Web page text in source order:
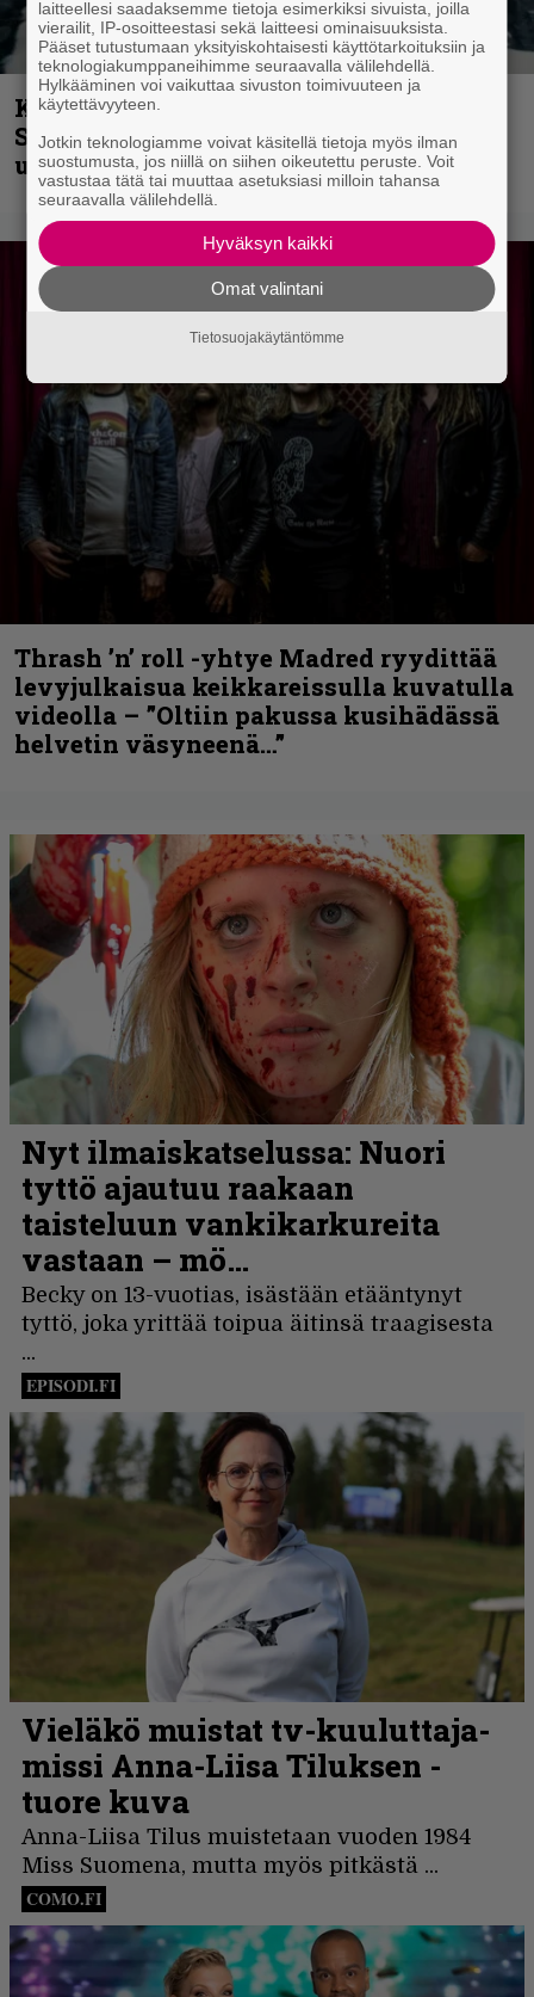
Kunnianosoitus hyiselle Pohjolalle –
Shining hyppäsi keskelle kinoksia
uudella videollaan
Thrash ’n’ roll -yhtye Madred ryydittää
levyjulkaisua keikkareissulla kuvatulla
videolla – ”Oltiin pakussa kusihädässä
helvetin väsyneenä…”
laitteellesi saadaksemme tietoja esimerkiksi sivuista, joilla
vierailit, IP-osoitteestasi sekä laitteesi ominaisuuksista.
Pääset tutustumaan yksityiskohtaisesti käyttötarkoituksiin ja
teknologiakumppaneihimme seuraavalla välilehdellä.
Hylkääminen voi vaikuttaa sivuston toimivuuteen ja
käytettävyyteen.
Jotkin teknologiamme voivat käsitellä tietoja myös ilman
suostumusta, jos niillä on siihen oikeutettu peruste. Voit
vastustaa tätä tai muuttaa asetuksiasi milloin tahansa
seuraavalla välilehdellä.
Hyväksyn kaikki
Omat valintani
Tietosuojakäytäntömme